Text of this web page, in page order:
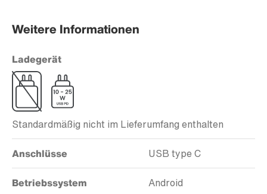
Weitere Informationen
Ladegerät
Standardmäßig nicht im Lieferumfang enthalten
Anschlüsse USB type C
Betriebssystem Android